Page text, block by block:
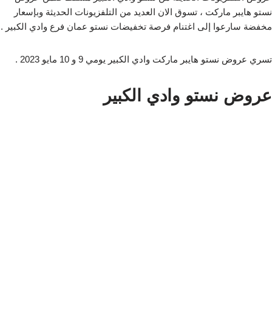
نستو هايبر ماركت ، تسوق الان العديد من التلفزيونات الحديثة وبإسعار
مخفضة سارعوا إلى اغتنام فرصة تخفيضات نستو عمان فرع وادي الكبير .
تسري عروض نستو هايبر ماركت وادي الكبير يومي 9 و 10 مايو 2023 .
عروض نستو وادي الكبير